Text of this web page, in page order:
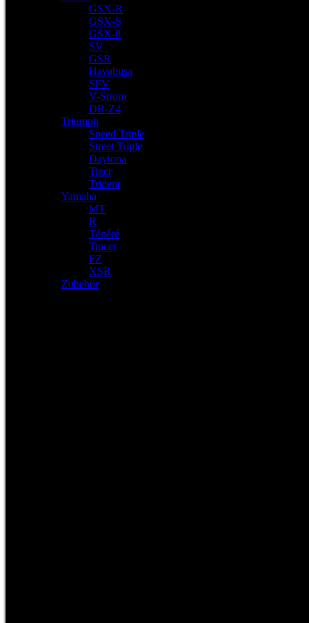
GSX-R
GSX-S
GSX-8
SV
GSR
Hayabusa
SFV
V-Strom
DR-Z4
Triumph
Speed Triple
Street Triple
Daytona
Tiger
Trident
Yamaha
MT
R
Ténéré
Tracer
FZ
XSR
Zubehör